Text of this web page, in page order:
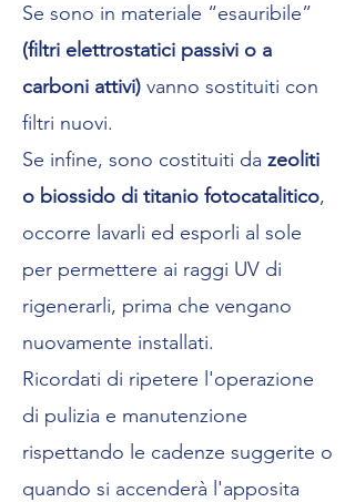
Se sono in materiale “esauribile”
(filtri elettrostatici passivi o a
carboni attivi) vanno sostituiti con
filtri nuovi.
Se infine, sono costituiti da zeoliti
o biossido di titanio fotocatalitico,
occorre lavarli ed esporli al sole
per permettere ai raggi UV di
rigenerarli, prima che vengano
nuovamente installati.
Ricordati di ripetere l'operazione
di pulizia e manutenzione
rispettando le cadenze suggerite o
quando si accenderà l'apposita